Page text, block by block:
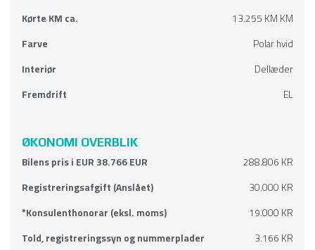
Farve
Polar hvid
Interiør
Dellæder
Fremdrift
EL
Registreringsafgift (Anslået)
30.000 KR
*Konsulenthonorar (eksl. moms)
19.000 KR
Told, registreringssyn og nummerplader
3.166 KR
*Speditør (eksl. moms)
7.500 KR